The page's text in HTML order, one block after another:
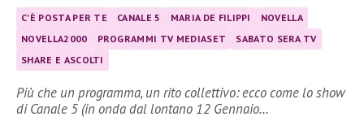
C'È POSTA PER TE CANALE 5 MARIA DE FILIPPI
NOVELLA
NOVELLA2000
PROGRAMMI TV MEDIASET
SABATO SERA TV
SHARE E ASCOLTI
Più che un programma, un rito collettivo: ecco come lo show
di Canale 5 (in onda dal lontano 12 Gennaio…